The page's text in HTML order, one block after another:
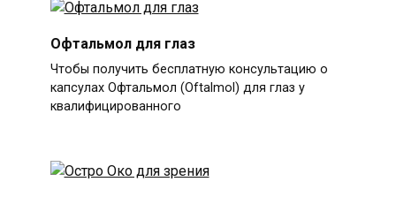
Офтальмол для глаз
Чтобы получить бесплатную консультацию о
капсулах Офтальмол (Oftalmol) для глаз у
квалифицированного